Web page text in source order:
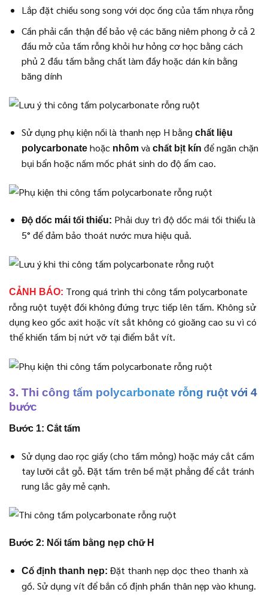
Lắp đặt chiều song song với dọc ống của tấm nhựa rỗng
Cần phải cần thận để bảo vệ các băng niêm phong ở cả 2
đầu mở của tấm rỗng khỏi hư hỏng cơ học bằng cách
phủ 2 đầu tấm bằng chất làm đầy hoặc dán kín bằng
băng dính
Sử dụng phụ kiện nối là thanh nẹp H bằng chất liệu
polycarbonatehoặc nhôm và chất bịt kín để ngăn chặn
bụi bẩn hoặc nấm mốc phát sinh do độ ẩm cao.
Độ dốc mái tối thiểu: Phải duy trì độ dốc mái tối thiểu là
5° để đảm bảo thoát nước mưa hiệu quả.
CẢNH BÁO: Trong quá trình thi công tấm polycarbonate
rỗng ruột tuyệt đối không đứng trực tiếp lên tấm. Không sử
dụng keo gốc axit hoặc vít sắt không có gioăng cao su vì có
thể khiến tấm bị nứt vỡ tại điểm bắt vít.
3. Thi công tấm polycarbonate rỗng ruột với 4
bước
Bước 1: Cắt tấm
Sử dụng dao rọc giấy (cho tấm mỏng) hoặc máy cắt cầm
tay lưỡi cắt gỗ. Đặt tấm trên bề mặt phẳng để cắt tránh
rung lắc gây mẻ cạnh.
Bước 2: Nối tấm bằng nẹp chữ H
Cố định thanh nẹp: Đặt thanh nẹp dọc theo thanh xà
gồ. Sử dụng vít để bắn cố định phần thân nẹp vào khung.